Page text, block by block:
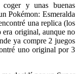
y unas buenas
Pokémon: Esmeralda
una replica (los
era original, aunque no
ya compre 2 juegos
uno original por 3